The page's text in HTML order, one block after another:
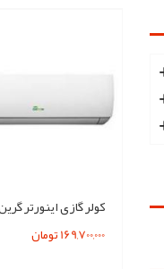
169,700,000 تومان